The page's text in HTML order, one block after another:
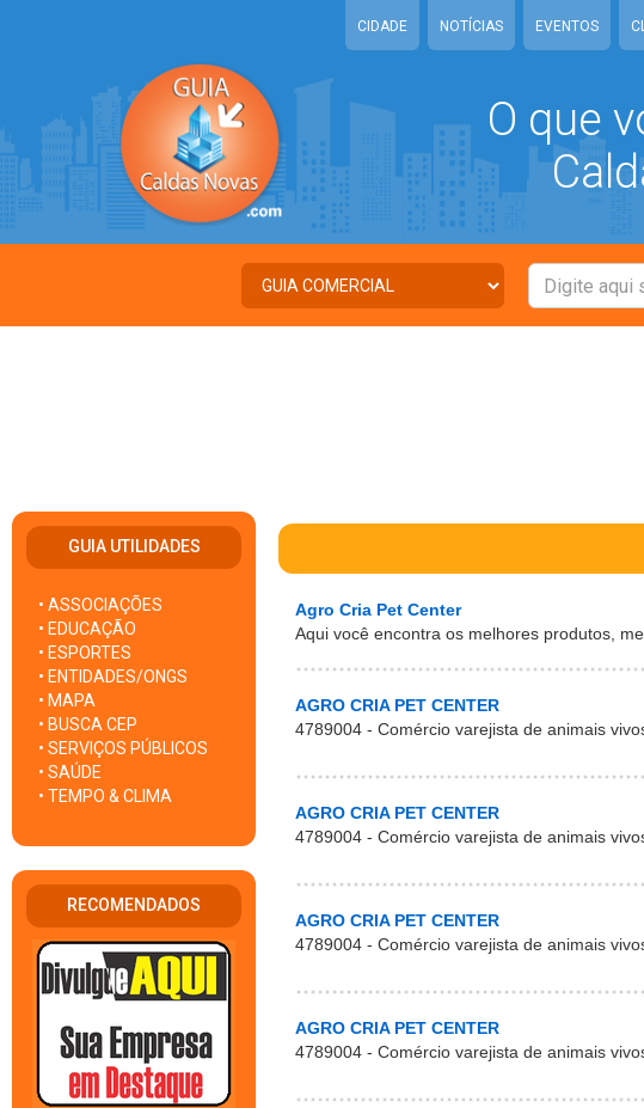
CIDADE NOTÍCIAS EVENTOS
O que
GUIA UTILIDADES
• ASSOCIAÇÕES
• EDUCAÇÃO
• ESPORTES
• ENTIDADES/ONGS
• MAPA
• BUSCA CEP
• SERVIÇOS PÚBLICOS
• SAÚDE
• TEMPO & CLIMA
RECOMENDADOS
Agro Cria Pet Center
Aqui você encontra os melhores produtos,
AGRO CRIA PET CENTER
4789004 - Comércio varejista de animais
AGRO CRIA PET CENTER
4789004 - Comércio varejista de animais
AGRO CRIA PET CENTER
4789004 - Comércio varejista de animais
AGRO CRIA PET CENTER
4789004 - Comércio varejista de animais